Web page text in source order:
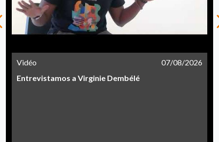
Vidéo
07/08/2026
Entrevistamos a Virginie Dembélé